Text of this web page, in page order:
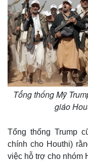
Tổng thống Mỹ
giáo
Tổng thống Trump
chính cho Houthi)
việc hỗ trợ cho nhóm